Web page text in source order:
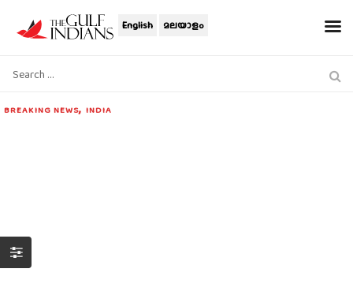
English മലയാളം
BREAKING NEWS, INDIA